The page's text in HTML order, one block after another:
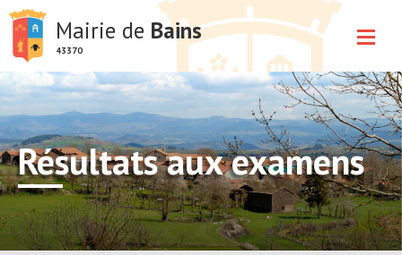
Mairie de Bains
43370
Résultats aux examens